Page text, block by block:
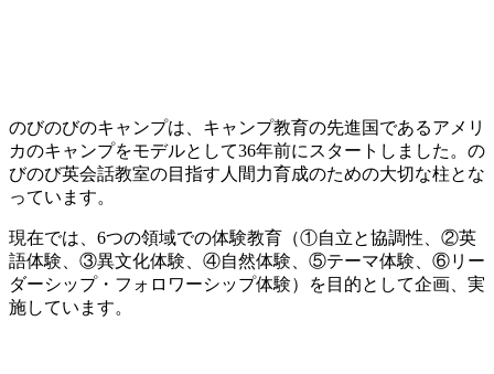
のびのびのキャンプは、キャンプ教育の先進国であるアメリ
カのキャンプをモデルとして36年前にスタートしました。の
びのび英会話教室の目指す人間力育成のための大切な柱とな
っています。
現在では、6つの領域での体験教育（①自立と協調性、②英
語体験、③異文化体験、④自然体験、⑤テーマ体験、⑥リー
ダーシップ・フォロワーシップ体験）を目的として企画、実
施しています。